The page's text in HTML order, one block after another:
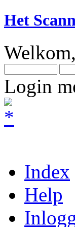
Het
Welkom,
Login
Index
Help